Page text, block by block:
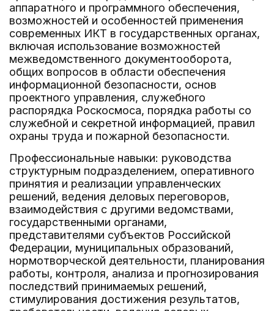
аппаратного и программного обеспечения,
возможностей и особенностей применения
современных ИКТ в государственных органах,
включая использование возможностей
межведомственного документооборота,
общих вопросов в области обеспечения
информационной безопасности, основ
проектного управления, служебного
распорядка Роскосмоса, порядка работы со
служебной и секретной информацией, правил
охраны труда и пожарной безопасности.
Профессиональные навыки: руководства
структурным подразделением, оперативного
принятия и реализации управленческих
решений, ведения деловых переговоров,
взаимодействия с другими ведомствами,
государственными органами,
представителями субъектов Российской
Федерации, муниципальных образований,
нормотворческой деятельности, планирования
работы, контроля, анализа и прогнозирования
последствий принимаемых решений,
стимулирования достижения результатов,